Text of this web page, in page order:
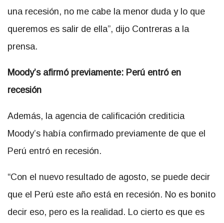
una recesión, no me cabe la menor duda y lo que
queremos es salir de ella”, dijo Contreras a la
prensa.
Moody’s afirmó previamente: Perú entró en
recesión
Además, la agencia de calificación crediticia
Moody’s había confirmado previamente de que el
Perú entró en recesión.
“Con el nuevo resultado de agosto, se puede decir
que el Perú este año está en recesión. No es bonito
decir eso, pero es la realidad. Lo cierto es que es